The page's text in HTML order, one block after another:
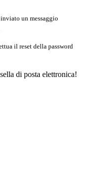
un messaggio
il reset della password
di posta elettronica!